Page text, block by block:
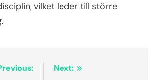
vilket leder till större
Next: